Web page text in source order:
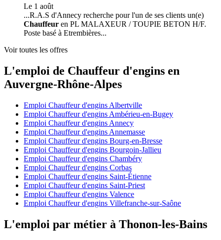
Le 1 août
...R.A.S d'Annecy recherche pour l'un de ses clients un(e)
Chauffeur en PL MALAXEUR / TOUPIE BETON H/F.
Poste basé à Etrembières...
Voir toutes les offres
L'emploi de Chauffeur d'engins en
Auvergne-Rhône-Alpes
Emploi Chauffeur d'engins Albertville
Emploi Chauffeur d'engins Ambérieu-en-Bugey
Emploi Chauffeur d'engins Annecy
Emploi Chauffeur d'engins Annemasse
Emploi Chauffeur d'engins Bourg-en-Bresse
Emploi Chauffeur d'engins Bourgoin-Jallieu
Emploi Chauffeur d'engins Chambéry
Emploi Chauffeur d'engins Corbas
Emploi Chauffeur d'engins Saint-Étienne
Emploi Chauffeur d'engins Saint-Priest
Emploi Chauffeur d'engins Valence
Emploi Chauffeur d'engins Villefranche-sur-Saône
L'emploi par métier à Thonon-les-Bains